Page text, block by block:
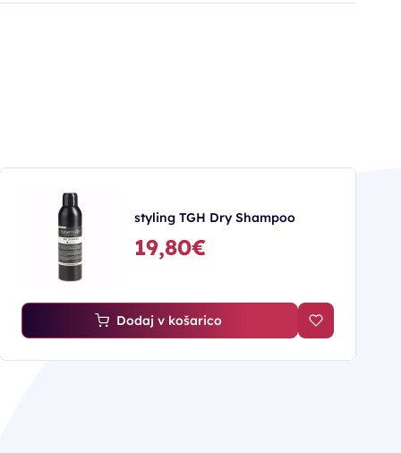
styling TGH Dry Shampoo
19,80€
Dodaj v košarico